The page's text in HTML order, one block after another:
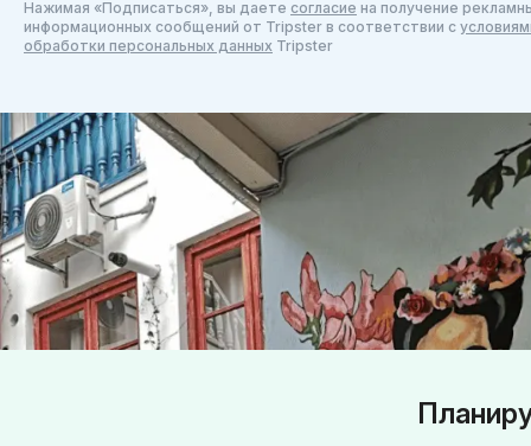
Нажимая «Подписаться», вы даете согласие на получение
информационных сообщений от Tripster в соответствии c
обработки персональных данных Tripster